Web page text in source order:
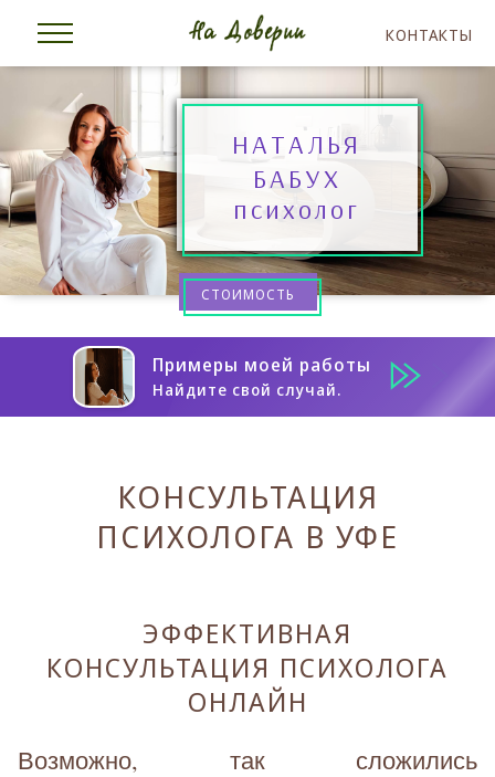
КОНТАКТЫ
НАТАЛЬЯ
БАБУХ
психолог
СТОИМОСТЬ
Примеры моей работы
Найдите свой случай.
КОНСУЛЬТАЦИЯ
ПСИХОЛОГА В УФЕ
ЭФФЕКТИВНАЯ
КОНСУЛЬТАЦИЯ ПСИХОЛОГА
ОНЛАЙН
Возможно, так сложились